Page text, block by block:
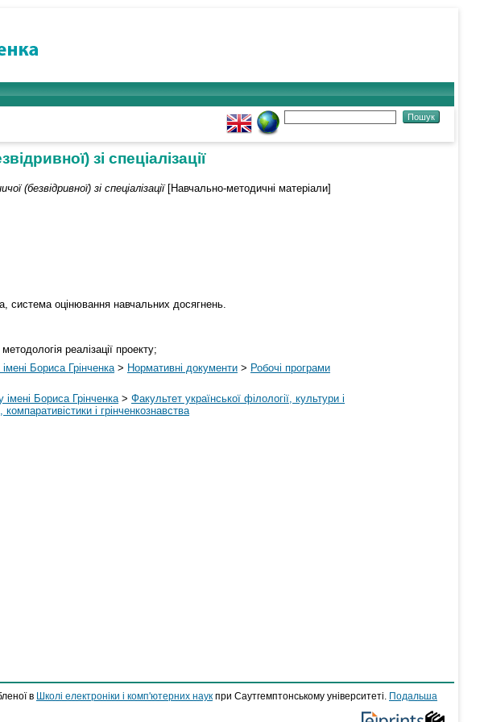
зі спеціалізації
(безвідривної) зі спеціалізації[Навчально-методичні матеріали]
система оцінювання навчальних досягнень.
реалізації проекту;
Бориса Грінченка > Нормативні документи > Робочі програми
імені Бориса Грінченка > Факультет української філології, культури і
і грінченкознавства
в Школі електроніки і комп'ютерних наук при Саутгемптонському університеті.
Подальша